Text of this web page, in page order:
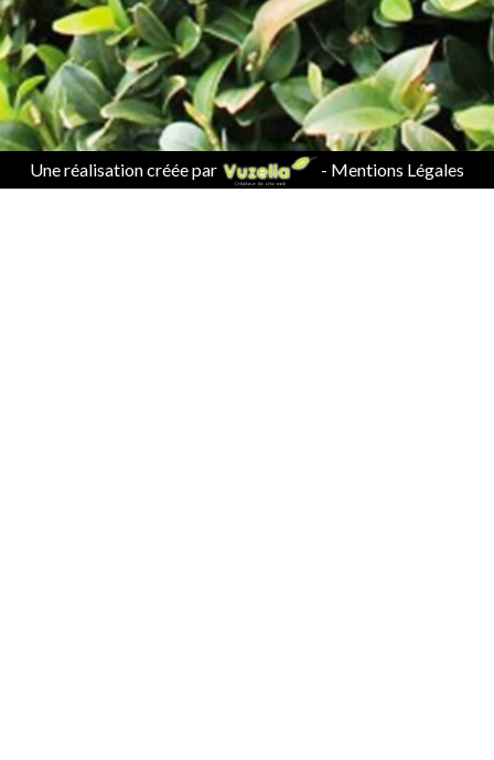
Une réalisation créée par - Mentions Légales